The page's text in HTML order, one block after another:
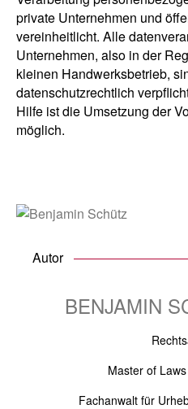
private Unternehmen und
vereinheitlicht. Alle
Unternehmen, also in der
kleinen Handwerksbetrieb,
datenschutzrechtlich
Hilfe ist die Umsetzung der
möglich.
Autor
BENJAMIN
Master of
Fachanwalt für